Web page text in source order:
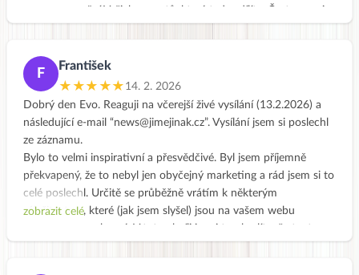
děkuji za to, co děláte. Zdraví Dana
F
František
★★★★★ 14. 2. 2026
Dobrý den Evo. Reaguji na včerejší živé vysílání (13.2.2026) a
následující e-mail “news@jimejinak.cz”. Vysílání jsem si poslechl
ze záznamu.
Bylo to velmi inspirativní a přesvědčivé. Byl jsem příjemně
překvapený, že to nebyl jen obyčejný marketing a rád jsem si to
celé poslechl. Určitě se průběžně vrátím k některým
záležitostem, které (jak jsem slyšel) jsou na vašem webu
zobrazit celé